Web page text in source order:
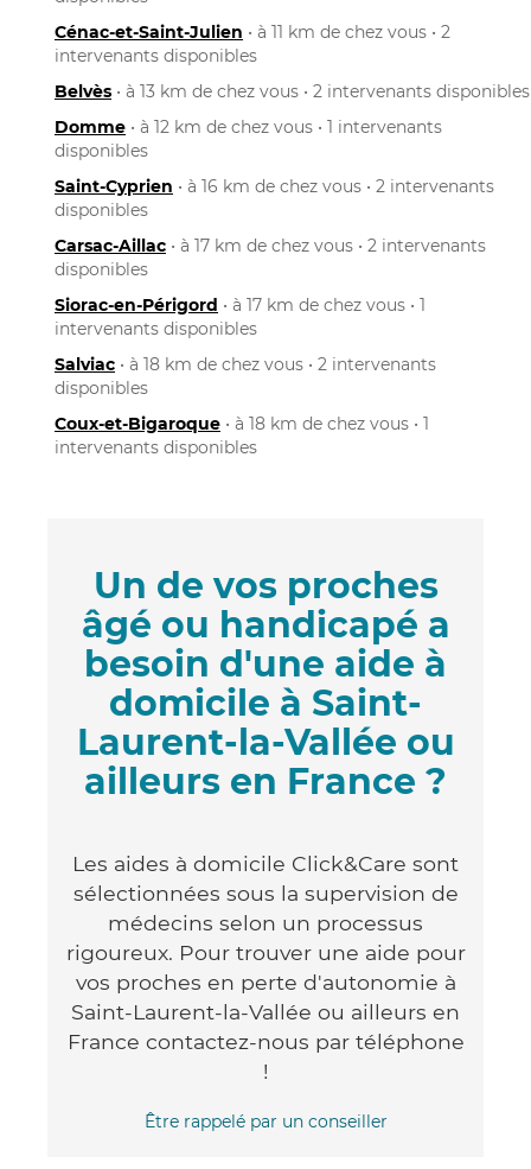
Cénac-et-Saint-Julien • à 11 km de chez vous • 2
intervenants disponibles
Belvès • à 13 km de chez vous • 2 intervenants disponibles
Domme • à 12 km de chez vous • 1 intervenants
disponibles
Saint-Cyprien • à 16 km de chez vous • 2 intervenants
disponibles
Carsac-Aillac • à 17 km de chez vous • 2 intervenants
disponibles
Siorac-en-Périgord • à 17 km de chez vous • 1
intervenants disponibles
Salviac • à 18 km de chez vous • 2 intervenants
disponibles
Coux-et-Bigaroque • à 18 km de chez vous • 1
intervenants disponibles
Un de vos proches
âgé ou handicapé a
besoin d'une aide à
domicile à Saint-
Laurent-la-Vallée ou
ailleurs en France ?
Les aides à domicile Click&Care sont
sélectionnées sous la supervision de
médecins selon un processus
rigoureux. Pour trouver une aide pour
vos proches en perte d'autonomie à
Saint-Laurent-la-Vallée ou ailleurs en
France contactez-nous par téléphone
!
Être rappelé par un conseiller